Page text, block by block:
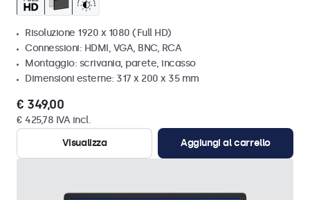
Risoluzione 1920 x 1080 (Full HD)
Connessioni: HDMI, VGA, BNC, RCA
Montaggio: scrivania, parete, incasso
Dimensioni esterne: 317 x 200 x 35 mm
€ 349,00
€ 425,78 IVA incl.
Visualizza
Aggiungi al carrello